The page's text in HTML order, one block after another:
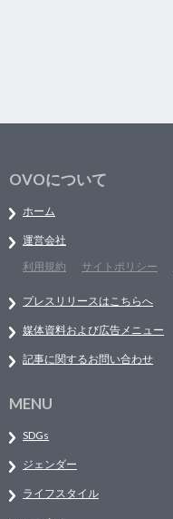
OVOについて
ホーム
運営会社
利用規約
サイトポリシー
プレスリリースはこちらへ
媒体資料および広告メニュー
記事に関するお問い合わせ
MENU
SDGs
ジェンダー
ライフスタイル